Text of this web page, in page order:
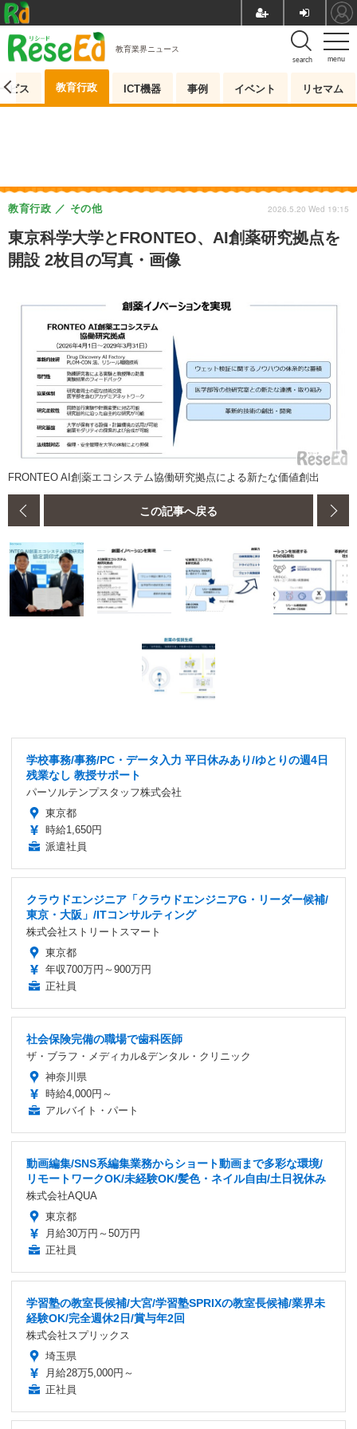
menu
search
教育業界ニュース
ビス 教育行政 ICT機器 事例 イベント リセマム
東京科学大学とFRONTEO、AI創薬研究拠点を
開設 2枚目の写真・画像
教育行政 その他 2026.5.20 Wed 19:15
FRONTEO AI創薬エコシステム協働研究拠点による新たな価値創出
この記事へ戻る
学校事務/事務/PC・データ入力 平日休みあり/ゆとりの週4日
残業なし 教授サポート
パーソルテンプスタッフ株式会社
東京都
時給1,650円
派遣社員
クラウドエンジニア「クラウドエンジニアG・リーダー候補/
東京・大阪」/ITコンサルティング
株式会社ストリートスマート
東京都
年収700万円～900万円
正社員
社会保険完備の職場で歯科医師
ザ・ブラフ・メディカル&デンタル・クリニック
神奈川県
時給4,000円～
アルバイト・パート
動画編集/SNS系編集業務からショート動画まで多彩な環境/
リモートワークOK/未経験OK/髪色・ネイル自由/土日祝休み
株式会社AQUA
東京都
月給30万円～50万円
正社員
学習塾の教室長候補/大宮/学習塾SPRIXの教室長候補/業界未
経験OK/完全週休2日/賞与年2回
株式会社スプリックス
埼玉県
月給28万5,000円～
正社員